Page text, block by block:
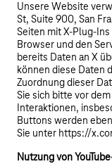
Unsere Website
St, Suite 900, San
Seiten mit X-Plug-
Browser und den
bereits Daten an X
können diese Daten
Zuordnung dieser
Sie sich bitte vor
Interaktionen,
Buttons werden
Sie unter https://
Nutzung von